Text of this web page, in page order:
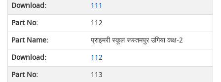
111
112
प्राइमरी स्कूल रूस्तमपुर उगिया कक्ष-2
112
113